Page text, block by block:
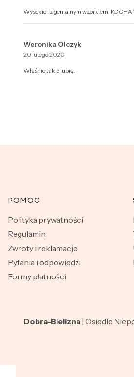
Wysokie i z genialnym wzorkiem.
Weronika Olczyk
20 lutego 2020
Właśnie takie lubię.
Linki w stopce
POMOC
Polityka prywatności
Regulamin
Zwroty i reklamacje
Pytania i odpowiedzi
Formy płatności
Dobra-Bielizna | Osiedle